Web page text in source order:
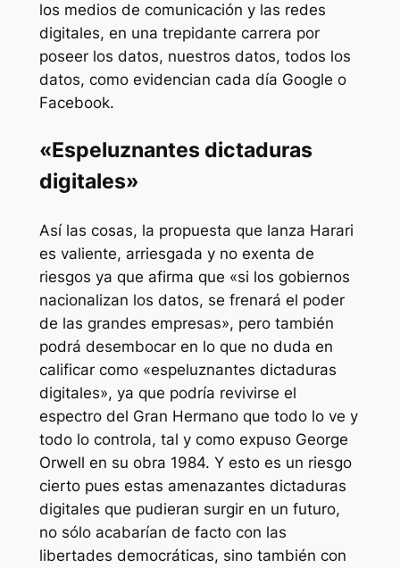
los medios de comunicación y las redes
digitales, en una trepidante carrera por
poseer los datos, nuestros datos, todos los
datos, como evidencian cada día Google o
Facebook.
«Espeluznantes dictaduras
digitales»
Así las cosas, la propuesta que lanza Harari
es valiente, arriesgada y no exenta de
riesgos ya que afirma que «si los gobiernos
nacionalizan los datos, se frenará el poder
de las grandes empresas», pero también
podrá desembocar en lo que no duda en
calificar como «espeluznantes dictaduras
digitales», ya que podría revivirse el
espectro del Gran Hermano que todo lo ve y
todo lo controla, tal y como expuso George
Orwell en su obra 1984. Y esto es un riesgo
cierto pues estas amenazantes dictaduras
digitales que pudieran surgir en un futuro,
no sólo acabarían de facto con las
libertades democráticas, sino también con